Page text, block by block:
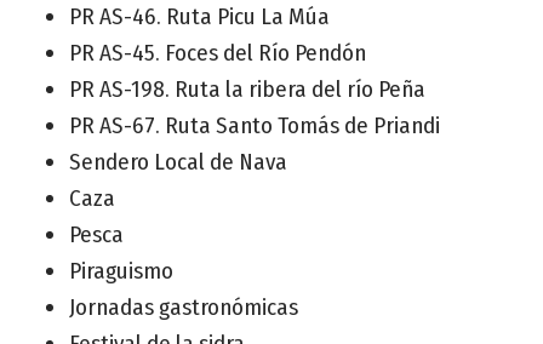
PR AS-46. Ruta Picu La Múa
PR AS-45. Foces del Río Pendón
PR AS-198. Ruta la ribera del río Peña
PR AS-67. Ruta Santo Tomás de Priandi
Sendero Local de Nava
Caza
Pesca
Piraguismo
Jornadas gastronómicas